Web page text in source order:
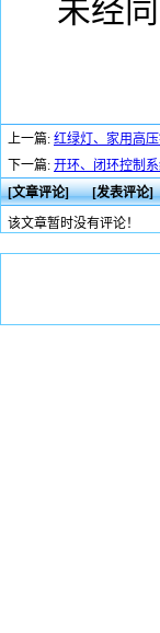
未经
上一篇: 红绿灯、家用高
下一篇: 开环、闭环控制
[文章评论][发表评论]
该文章暂时没有评论！